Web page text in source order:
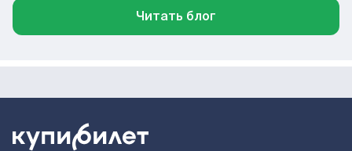
Читать блог